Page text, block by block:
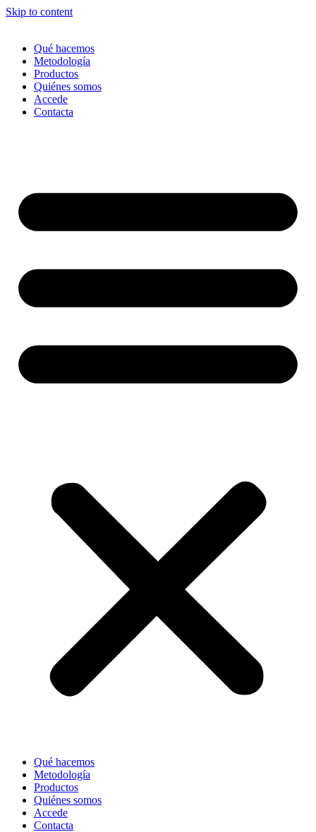
Skip to content
Qué hacemos
Metodología
Productos
Quiénes somos
Accede
Contacta
Qué hacemos
Metodología
Productos
Quiénes somos
Accede
Contacta